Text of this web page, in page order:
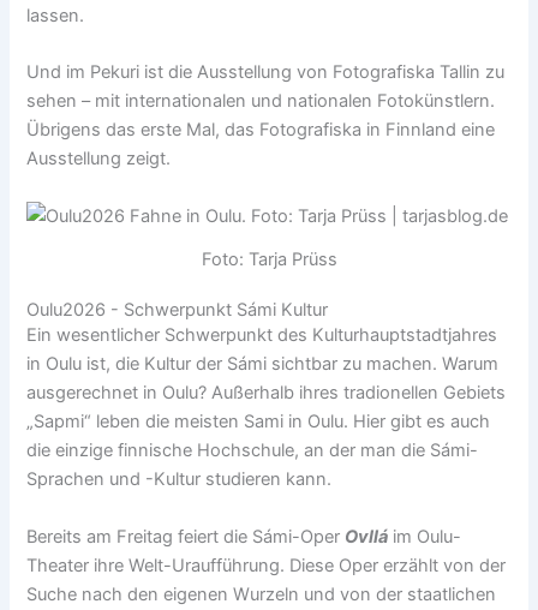
lassen.
Und im Pekuri ist die Ausstellung von Fotografiska Tallin zu
sehen – mit internationalen und nationalen Fotokünstlern.
Übrigens das erste Mal, das Fotografiska in Finnland eine
Ausstellung zeigt.
Foto: Tarja Prüss
Oulu2026 - Schwerpunkt Sámi Kultur
Ein wesentlicher Schwerpunkt des Kulturhauptstadtjahres
in Oulu ist, die Kultur der Sámi sichtbar zu machen. Warum
ausgerechnet in Oulu? Außerhalb ihres tradionellen Gebiets
„Sapmi“ leben die meisten Sami in Oulu. Hier gibt es auch
die einzige finnische Hochschule, an der man die Sámi-
Sprachen und -Kultur studieren kann.
Bereits am Freitag feiert die Sámi-Oper Ovllá im Oulu-
Theater ihre Welt-Uraufführung. Diese Oper erzählt von der
Suche nach den eigenen Wurzeln und von der staatlichen